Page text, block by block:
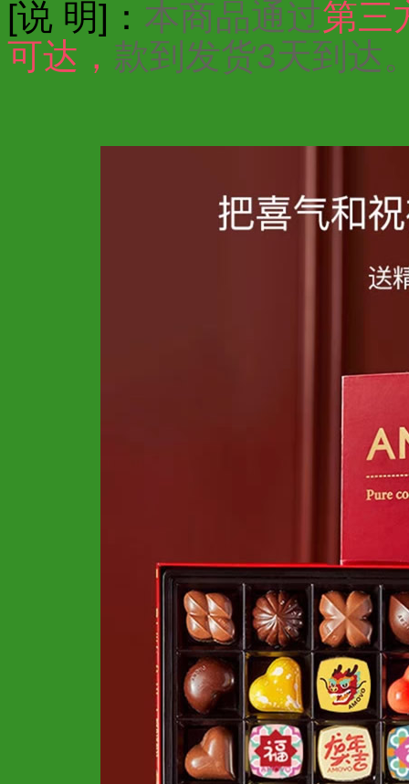
[说 明]： 本商品通过第三
可达， 款到发货3天到达